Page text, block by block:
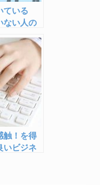
ている
ない人の
触！を得
いビジネ